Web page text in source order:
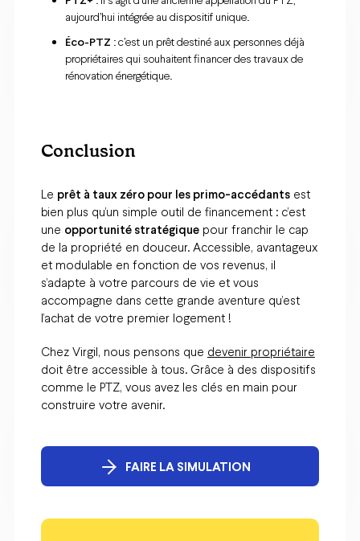
aujourd’hui intégrée au dispositif unique.
Éco-PTZ : c’est un prêt destiné aux personnes déjà
propriétaires qui souhaitent financer des travaux de
rénovation énergétique.
Conclusion
Le prêt à taux zéro pour les primo-accédantsest
bien plus qu’un simple outil de financement : c’est
une opportunité stratégiquepour franchir le cap
de la propriété en douceur. Accessible, avantageux
et modulable en fonction de vos revenus, il
s’adapte à votre parcours de vie et vous
accompagne dans cette grande aventure qu’est
l’achat de votre premier logement !
Chez Virgil, nous pensons que devenir propriétaire
doit être accessible à tous. Grâce à des dispositifs
comme le PTZ, vous avez les clés en main pour
construire votre avenir.
FAIRE LA SIMULATION